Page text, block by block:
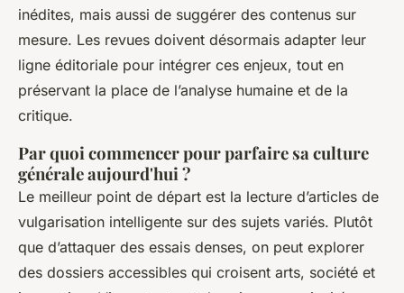
inédites, mais aussi de suggérer des contenus sur
mesure. Les revues doivent désormais adapter leur
ligne éditoriale pour intégrer ces enjeux, tout en
préservant la place de l’analyse humaine et de la
critique.
Par quoi commencer pour parfaire sa culture
générale aujourd'hui ?
Le meilleur point de départ est la lecture d’articles de
vulgarisation intelligente sur des sujets variés. Plutôt
que d’attaquer des essais denses, on peut explorer
des dossiers accessibles qui croisent arts, société et